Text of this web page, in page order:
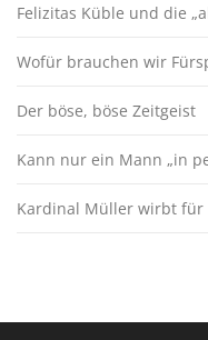
Felizitas Küble und die
Wofür brauchen wir
Der böse, böse Zeitgeist
Kann nur ein Mann „in
Kardinal Müller wirbt für